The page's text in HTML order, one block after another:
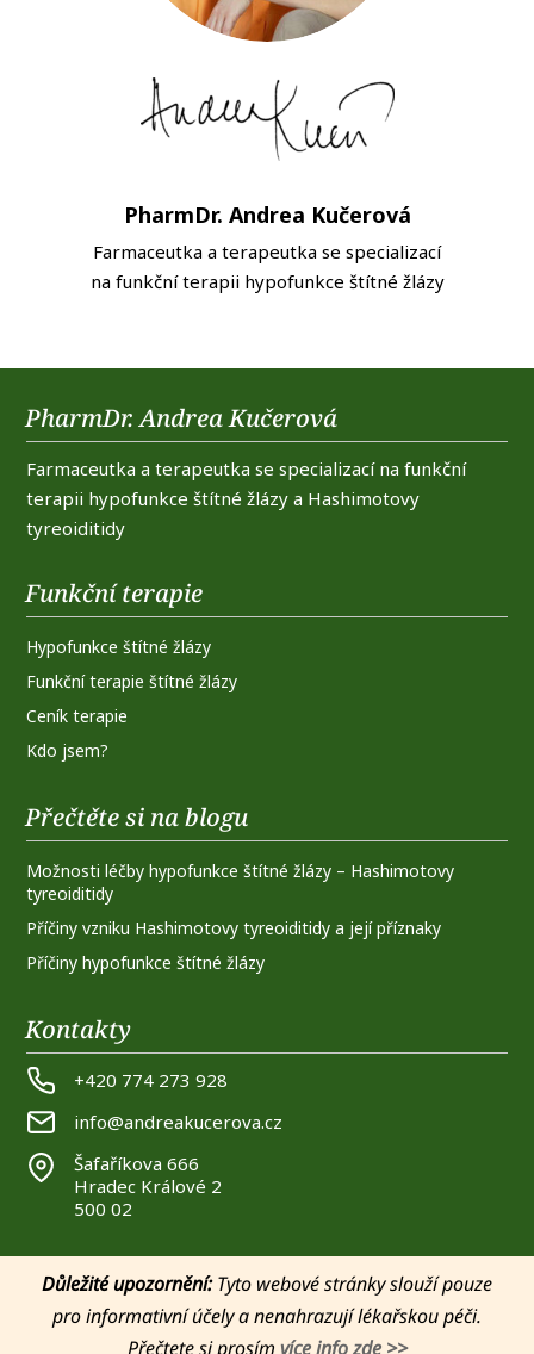
PharmDr. Andrea Kučerová
Farmaceutka a terapeutka se specializací
na funkční terapii hypofunkce štítné žlázy
PharmDr. Andrea Kučerová
Farmaceutka a terapeutka se specializací na funkční
terapii hypofunkce štítné žlázy a Hashimotovy
tyreoiditidy
Funkční terapie
Hypofunkce štítné žlázy
Funkční terapie štítné žlázy
Ceník terapie
Kdo jsem?
Přečtěte si na blogu
Možnosti léčby hypofunkce štítné žlázy – Hashimotovy
tyreoiditidy
Příčiny vzniku Hashimotovy tyreoiditidy a její příznaky
Příčiny hypofunkce štítné žlázy
Kontakty
+420 774 273 928
info@andreakucerova.cz
Šafaříkova 666
Hradec Králové 2
500 02
Důležité upozornění:Tyto webové stránky slouží pouze
pro informativní účely a nenahrazují lékařskou péči.
Přečtete si prosím více info zde >>